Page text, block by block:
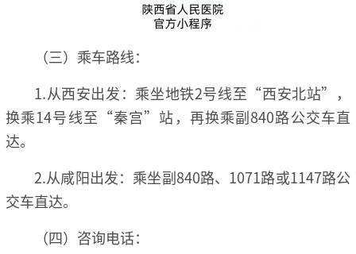
（三）乘车路线：
1.从西安出发：乘坐地铁2号线至“西安北站”，
换乘14号线至“秦宫”站，再换乘副840路公交车直
达。
2.从咸阳出发：乘坐副840路、1071路或1147路公
交车直达。
（四）咨询电话：